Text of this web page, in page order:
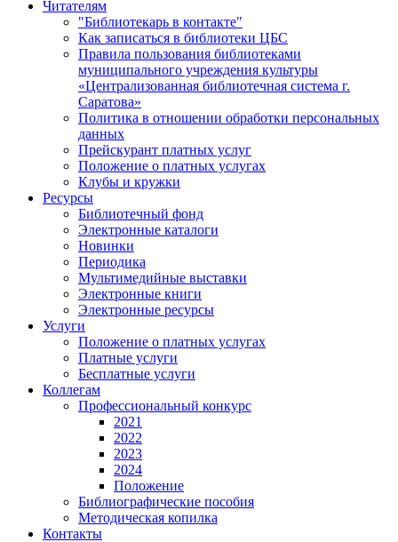
Читателям
"Библиотекарь в контакте"
Как записаться в библиотеки ЦБС
Правила пользования библиотеками
муниципального учреждения культуры
«Централизованная библиотечная система г.
Саратова»
Политика в отношении обработки персональных
данных
Прейскурант платных услуг
Положение о платных услугах
Клубы и кружки
Ресурсы
Библиотечный фонд
Электронные каталоги
Новинки
Периодика
Мультимедийные выставки
Электронные книги
Электронные ресурсы
Услуги
Положение о платных услугах
Платные услуги
Бесплатные услуги
Коллегам
Профессиональный конкурс
2021
2022
2023
2024
Положение
Библиографические пособия
Методическая копилка
Контакты